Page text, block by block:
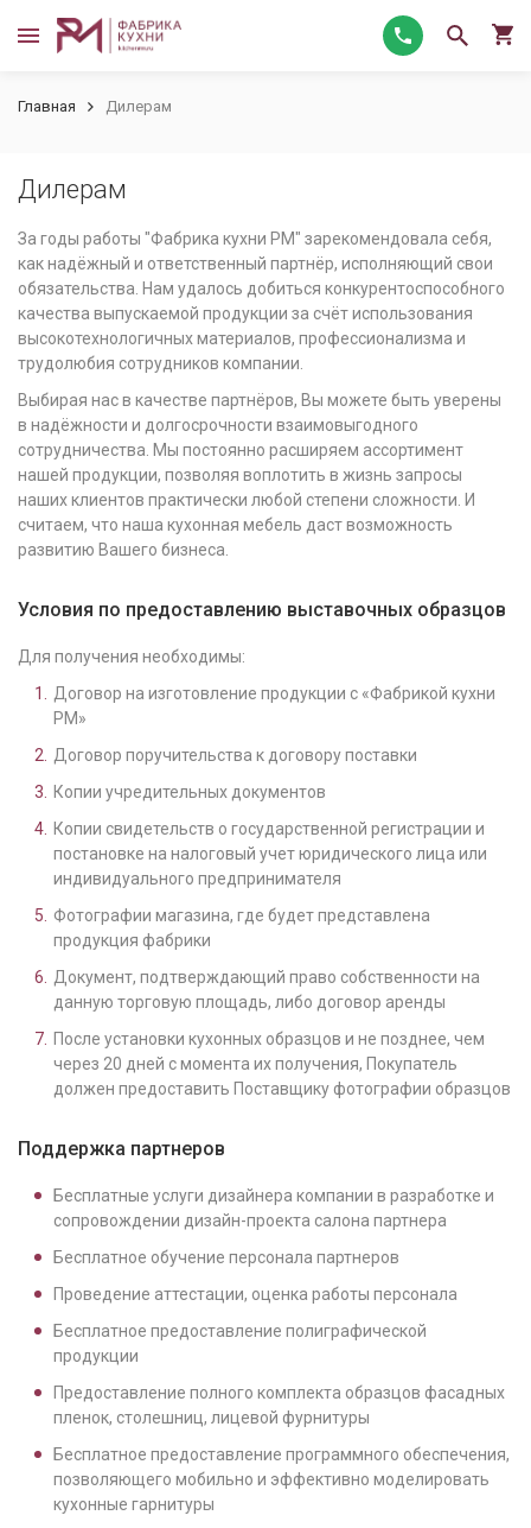
Главная Дилерам
Дилерам
За годы работы "Фабрика кухни РМ" зарекомендовала себя,
как надёжный и ответственный партнёр, исполняющий свои
обязательства. Нам удалось добиться конкурентоспособного
качества выпускаемой продукции за счёт использования
высокотехнологичных материалов, профессионализма и
трудолюбия сотрудников компании.
Выбирая нас в качестве партнёров, Вы можете быть уверены
в надёжности и долгосрочности взаимовыгодного
сотрудничества. Мы постоянно расширяем ассортимент
нашей продукции, позволяя воплотить в жизнь запросы
наших клиентов практически любой степени сложности. И
считаем, что наша кухонная мебель даст возможность
развитию Вашего бизнеса.
Условия по предоставлению выставочных образцов
Для получения необходимы:
Договор на изготовление продукции с «Фабрикой кухни
РМ»
Договор поручительства к договору поставки
Копии учредительных документов
Копии свидетельств о государственной регистрации и
постановке на налоговый учет юридического лица или
индивидуального предпринимателя
Фотографии магазина, где будет представлена
продукция фабрики
Документ, подтверждающий право собственности на
данную торговую площадь, либо договор аренды
После установки кухонных образцов и не позднее, чем
через 20 дней с момента их получения, Покупатель
должен предоставить Поставщику фотографии образцов
Поддержка партнеров
Бесплатные услуги дизайнера компании в разработке и
сопровождении дизайн-проекта салона партнера
Бесплатное обучение персонала партнеров
Проведение аттестации, оценка работы персонала
Бесплатное предоставление полиграфической
продукции
Предоставление полного комплекта образцов фасадных
пленок, столешниц, лицевой фурнитуры
Бесплатное предоставление программного обеспечения,
позволяющего мобильно и эффективно моделировать
кухонные гарнитуры